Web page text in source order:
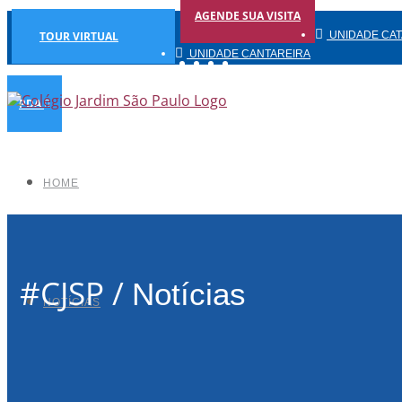
TOUR VIRTUAL
AGENDE SUA VISITA
UNIDADE
UNIDADE CANTAREIRA
PDA
HOME
NOTÍCIAS
#CJSP / Notícias